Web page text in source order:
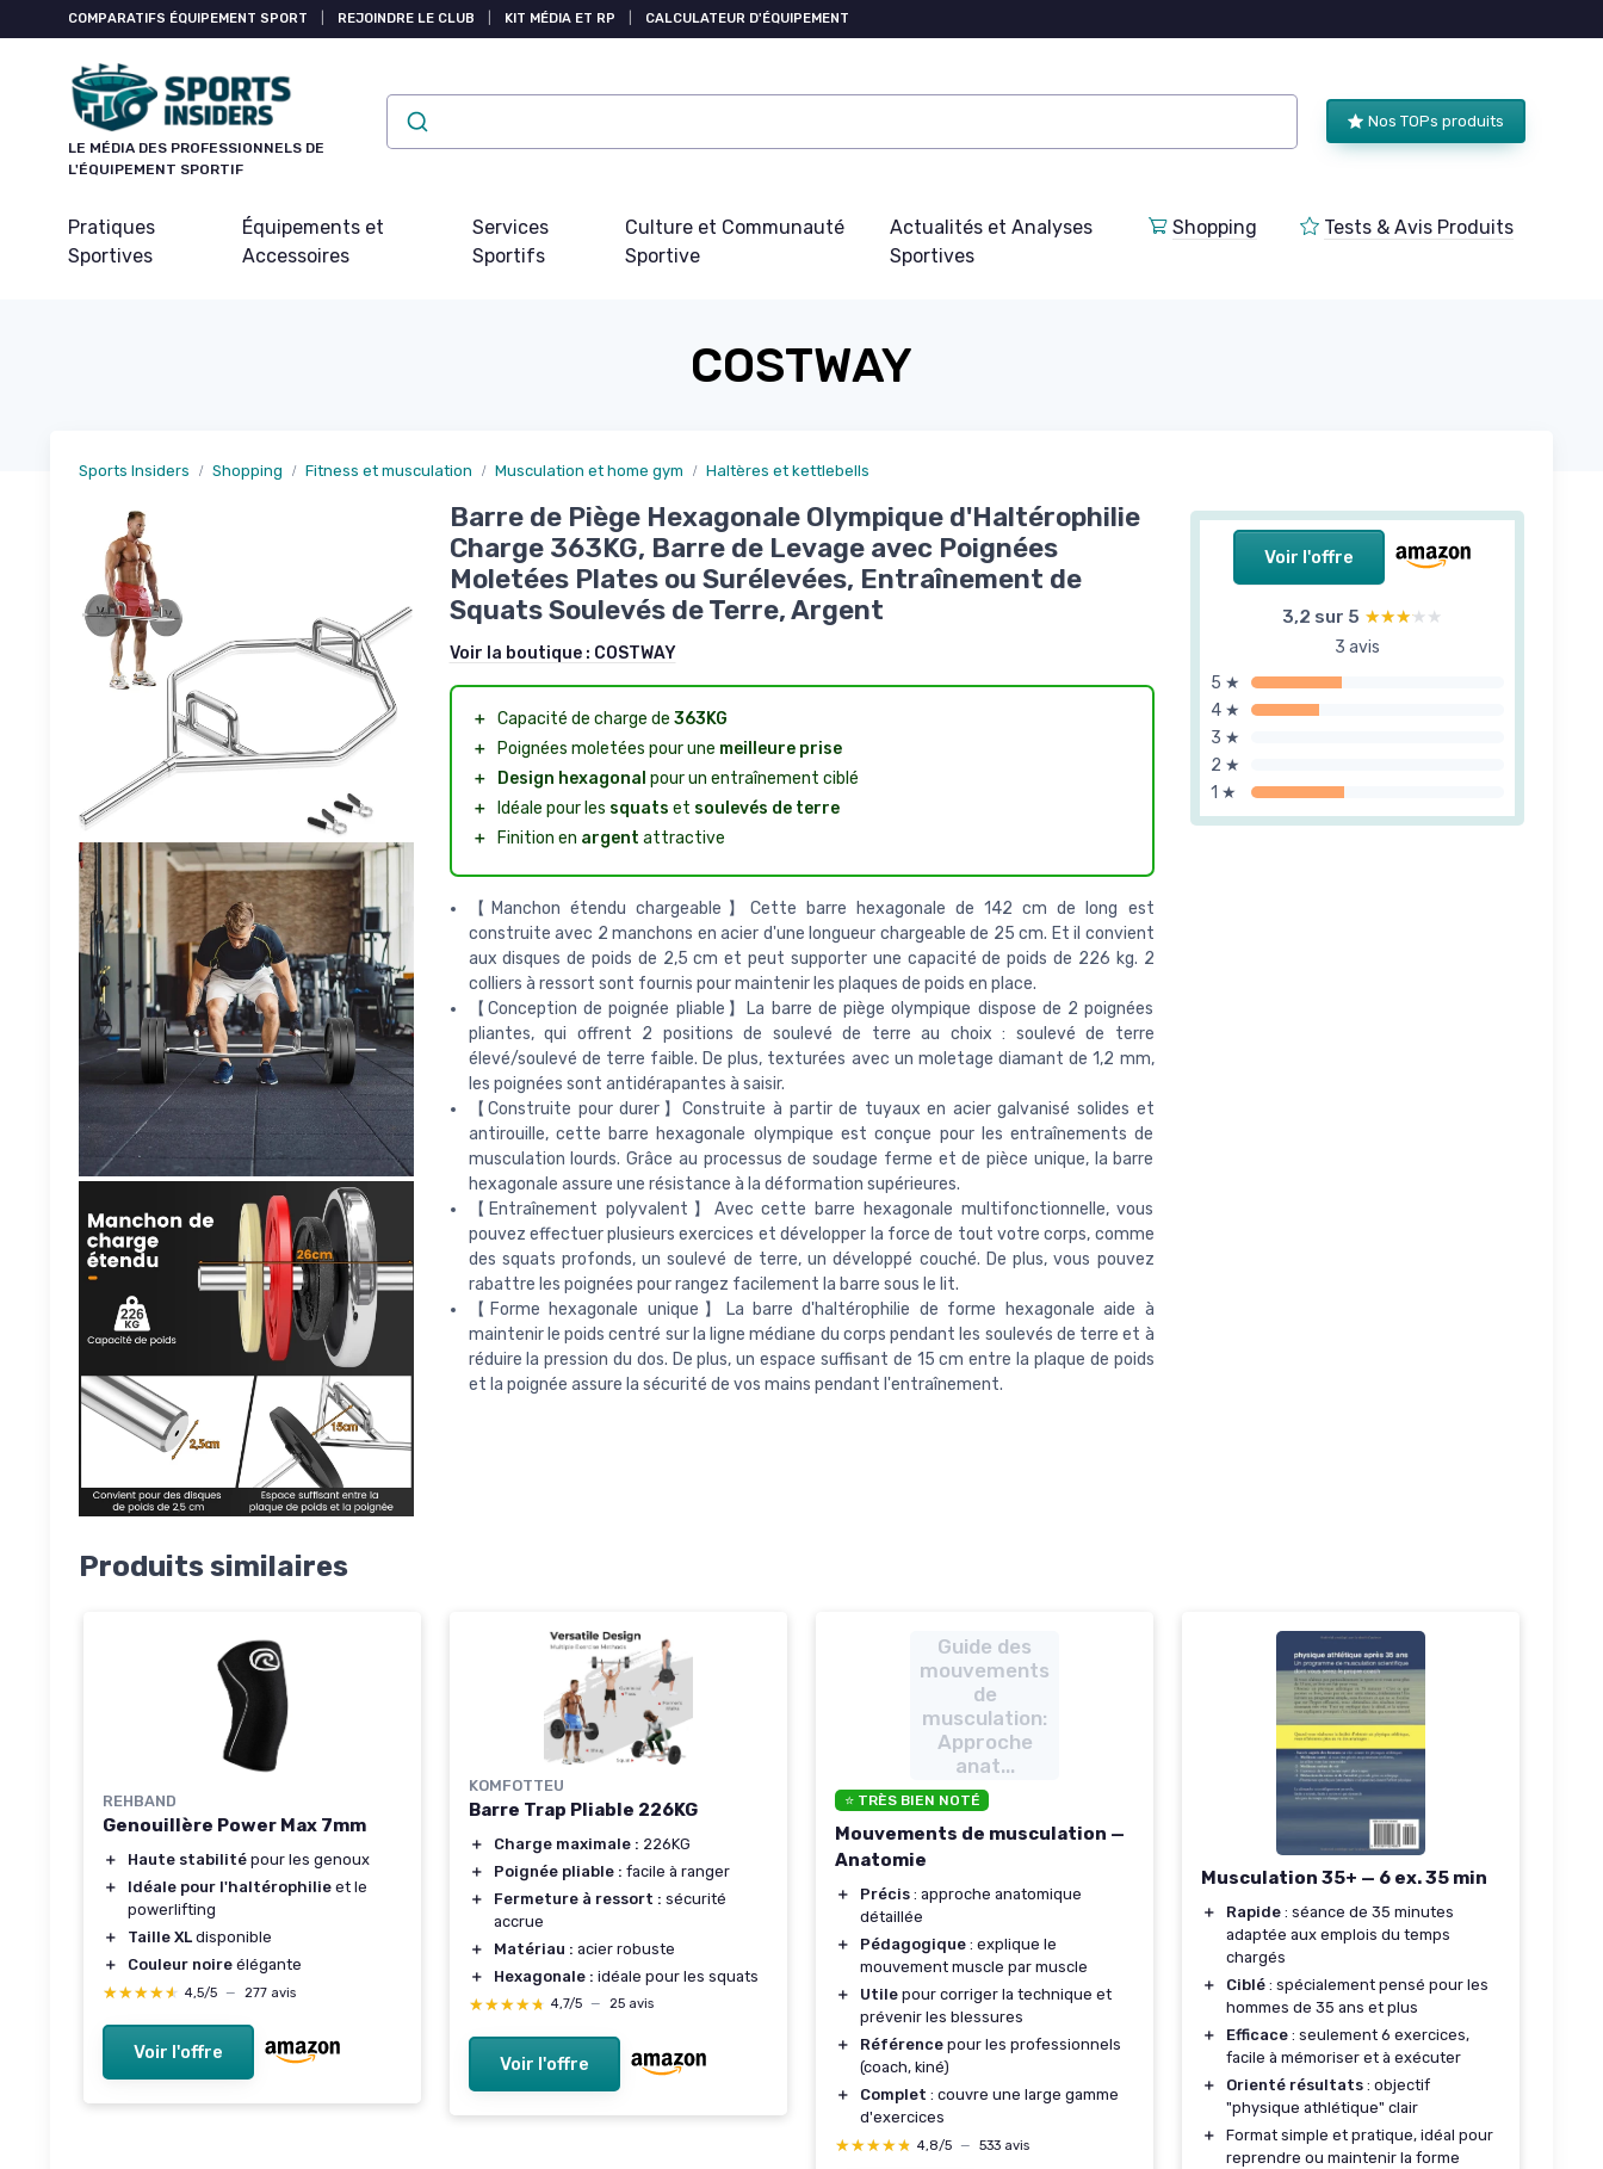
COMPARATIFS ÉQUIPEMENT SPORT REJOINDRE LE CLUB KIT MÉDIA ET RP CALCULATEUR D'ÉQUIPEMENT
LE MÉDIA DES PROFESSIONNELS DE
L'ÉQUIPEMENT SPORTIF
Nos TOPs produits
Pratiques
Sportives
Équipements et
Accessoires
Services
Sportifs
Culture et Communauté
Sportive
Actualités et Analyses
Sportives
Shopping Tests & Avis Produits
COSTWAY
Sports Insiders Shopping Fitness et musculation Musculation et home gym Haltères et kettlebells
Voir l'offre
3,2 sur 5 ★★★★★
★★★★★
3 avis
5 ★
4 ★
3 ★
2 ★
1 ★
Barre de Piège Hexagonale Olympique d'Haltérophilie
Charge 363KG, Barre de Levage avec Poignées
Moletées Plates ou Surélevées, Entraînement de
Squats Soulevés de Terre, Argent
Voir la boutique : COSTWAY
＋ Capacité de charge de 363KG
＋
Poignées moletées pour une meilleure prise
＋
Design hexagonal pour un entraînement ciblé
＋
Idéale pour les squats et soulevés de terre
＋
Finition en argent attractive
【Manchon étendu chargeable】Cette barre hexagonale de 142 cm de long est
construite avec 2 manchons en acier d'une longueur chargeable de 25 cm. Et il convient
aux disques de poids de 2,5 cm et peut supporter une capacité de poids de 226 kg. 2
colliers à ressort sont fournis pour maintenir les plaques de poids en place.
【Conception de poignée pliable】La barre de piège olympique dispose de 2 poignées
pliantes, qui offrent 2 positions de soulevé de terre au choix : soulevé de terre
élevé/soulevé de terre faible. De plus, texturées avec un moletage diamant de 1,2 mm,
les poignées sont antidérapantes à saisir.
【Construite pour durer】Construite à partir de tuyaux en acier galvanisé solides et
antirouille, cette barre hexagonale olympique est conçue pour les entraînements de
musculation lourds. Grâce au processus de soudage ferme et de pièce unique, la barre
hexagonale assure une résistance à la déformation supérieures.
【Entraînement polyvalent】Avec cette barre hexagonale multifonctionnelle, vous
pouvez effectuer plusieurs exercices et développer la force de tout votre corps, comme
des squats profonds, un soulevé de terre, un développé couché. De plus, vous pouvez
rabattre les poignées pour rangez facilement la barre sous le lit.
【Forme hexagonale unique】La barre d'haltérophilie de forme hexagonale aide à
maintenir le poids centré sur la ligne médiane du corps pendant les soulevés de terre et à
réduire la pression du dos. De plus, un espace suffisant de 15 cm entre la plaque de poids
et la poignée assure la sécurité de vos mains pendant l'entraînement.
Produits similaires
REHBAND
Genouillère Power Max 7mm
＋ Haute stabilité pour les genoux
＋
Idéale pour l'haltérophilie et le
powerlifting
＋
Taille XL disponible
＋
Couleur noire élégante
★★★★★
★★★★★ 4,5/5 — 277 avis
Voir l'offre
KOMFOTTEU
Barre Trap Pliable 226KG
＋ Charge maximale : 226KG
＋
Poignée pliable : facile à ranger
＋
Fermeture à ressort : sécurité
accrue
＋
Matériau : acier robuste
＋
Hexagonale : idéale pour les squats
★★★★★
★★★★★ 4,7/5 — 25 avis
Voir l'offre
Guide des
mouvements
de
musculation:
Approche
anat...
⭐ TRÈS BIEN NOTÉ
Mouvements de musculation —
Anatomie
＋ Précis : approche anatomique
détaillée
＋
Pédagogique : explique le
mouvement muscle par muscle
＋
Utile pour corriger la technique et
prévenir les blessures
＋
Référence pour les professionnels
(coach, kiné)
＋
Complet : couvre une large gamme
d'exercices
★★★★★
★★★★★ 4,8/5 — 533 avis
Musculation 35+ — 6 ex. 35 min
＋ Rapide : séance de 35 minutes
adaptée aux emplois du temps
chargés
＋
Ciblé : spécialement pensé pour les
hommes de 35 ans et plus
＋
Efficace : seulement 6 exercices,
facile à mémoriser et à exécuter
＋
Orienté résultats : objectif
"physique athlétique" clair
＋
Format simple et pratique, idéal pour
reprendre ou maintenir la forme
Panneau de gestion des cookies